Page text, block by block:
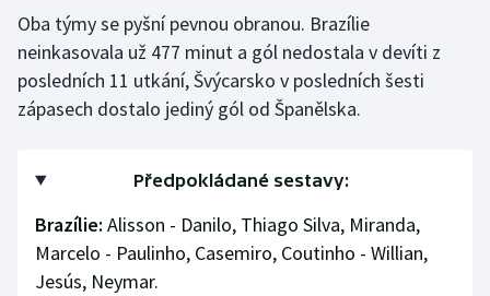
Oba týmy se pyšní pevnou obranou. Brazílie
neinkasovala už 477 minut a gól nedostala v devíti z
posledních 11 utkání, Švýcarsko v posledních šesti
zápasech dostalo jediný gól od Španělska.
Předpokládané sestavy:
Brazílie: Alisson - Danilo, Thiago Silva, Miranda,
Marcelo - Paulinho, Casemiro, Coutinho - Willian,
Jesús, Neymar.